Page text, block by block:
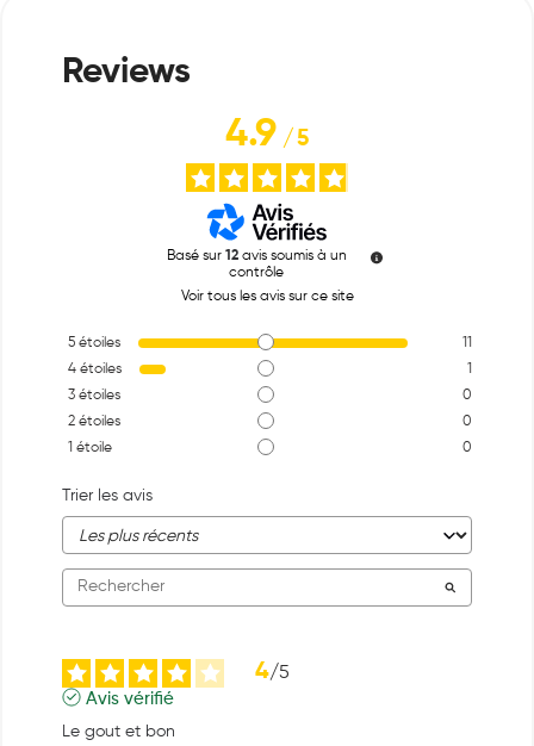
4.9/5
Basé sur 12 avis soumis à un
contrôle
Voir tous les avis sur ce site
5 étoiles
11
4 étoiles
1
3 étoiles
0
2 étoiles
0
1 étoile 0
Trier les avis
4/5
Avis vérifié
Le gout et bon